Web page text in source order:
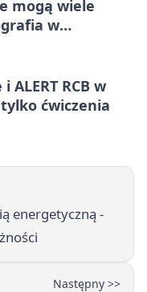
mogą wiele
w
ALERT RCB w
tylko ćwiczenia
energetyczną -
Następny >>